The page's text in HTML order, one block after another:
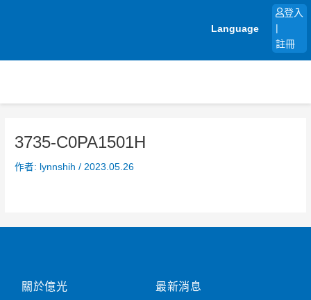
Language
登入
註冊
3735-C0PA1501H
作者: lynnshih/ 2023.05.26
關於億光 最新消息